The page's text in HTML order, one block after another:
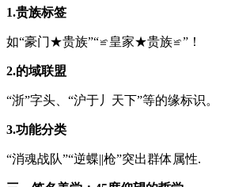
1.贵族标签
如“豪门★贵族”“≌皇家★贵族≌”！
2.的域联盟
“浙”字头、“沪于丿天下”等的缘标识。
3.功能分类
“消魂战队”“逆蝶||枪”突出群体属性.